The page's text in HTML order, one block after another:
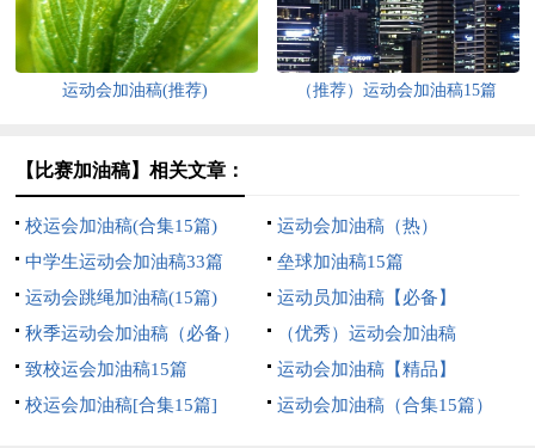
运动会加油稿(推荐) （推荐）运动会加油稿15篇
【比赛加油稿】相关文章：
校运会加油稿(合集15篇)
运动会加油稿（热）
中学生运动会加油稿33篇
垒球加油稿15篇
运动会跳绳加油稿(15篇)
运动员加油稿【必备】
秋季运动会加油稿（必备）
（优秀）运动会加油稿
致校运会加油稿15篇
运动会加油稿【精品】
校运会加油稿[合集15篇]
运动会加油稿（合集15篇）